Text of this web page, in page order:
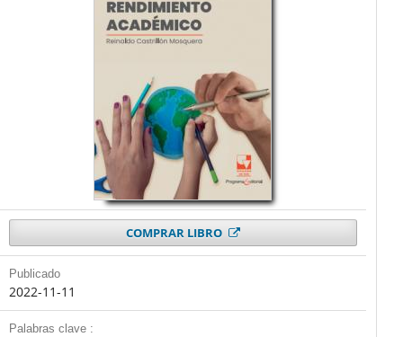
COMPRAR LIBRO
Publicado
2022-11-11
Palabras clave :